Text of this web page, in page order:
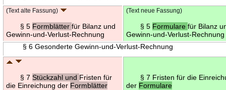
(Text alte Fassung)
§ 5 Formblätterfür Bilanz und
Gewinn-und-Verlust-Rechnung
(Text neue Fassung)
§ 5 Formularefür Bilanz
Gewinn-und-Verlust-Rechnung
§ 6 Gesonderte Gewinn-und-Verlust-Rechnung
§ 7Stückzahl und Fristen für
die Einreichung der Formblätter
§ 7 Fristen für die
der Formulare